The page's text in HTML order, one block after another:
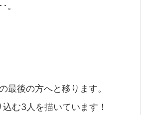
。
最後の方へと移ります。
む3人を描いています！